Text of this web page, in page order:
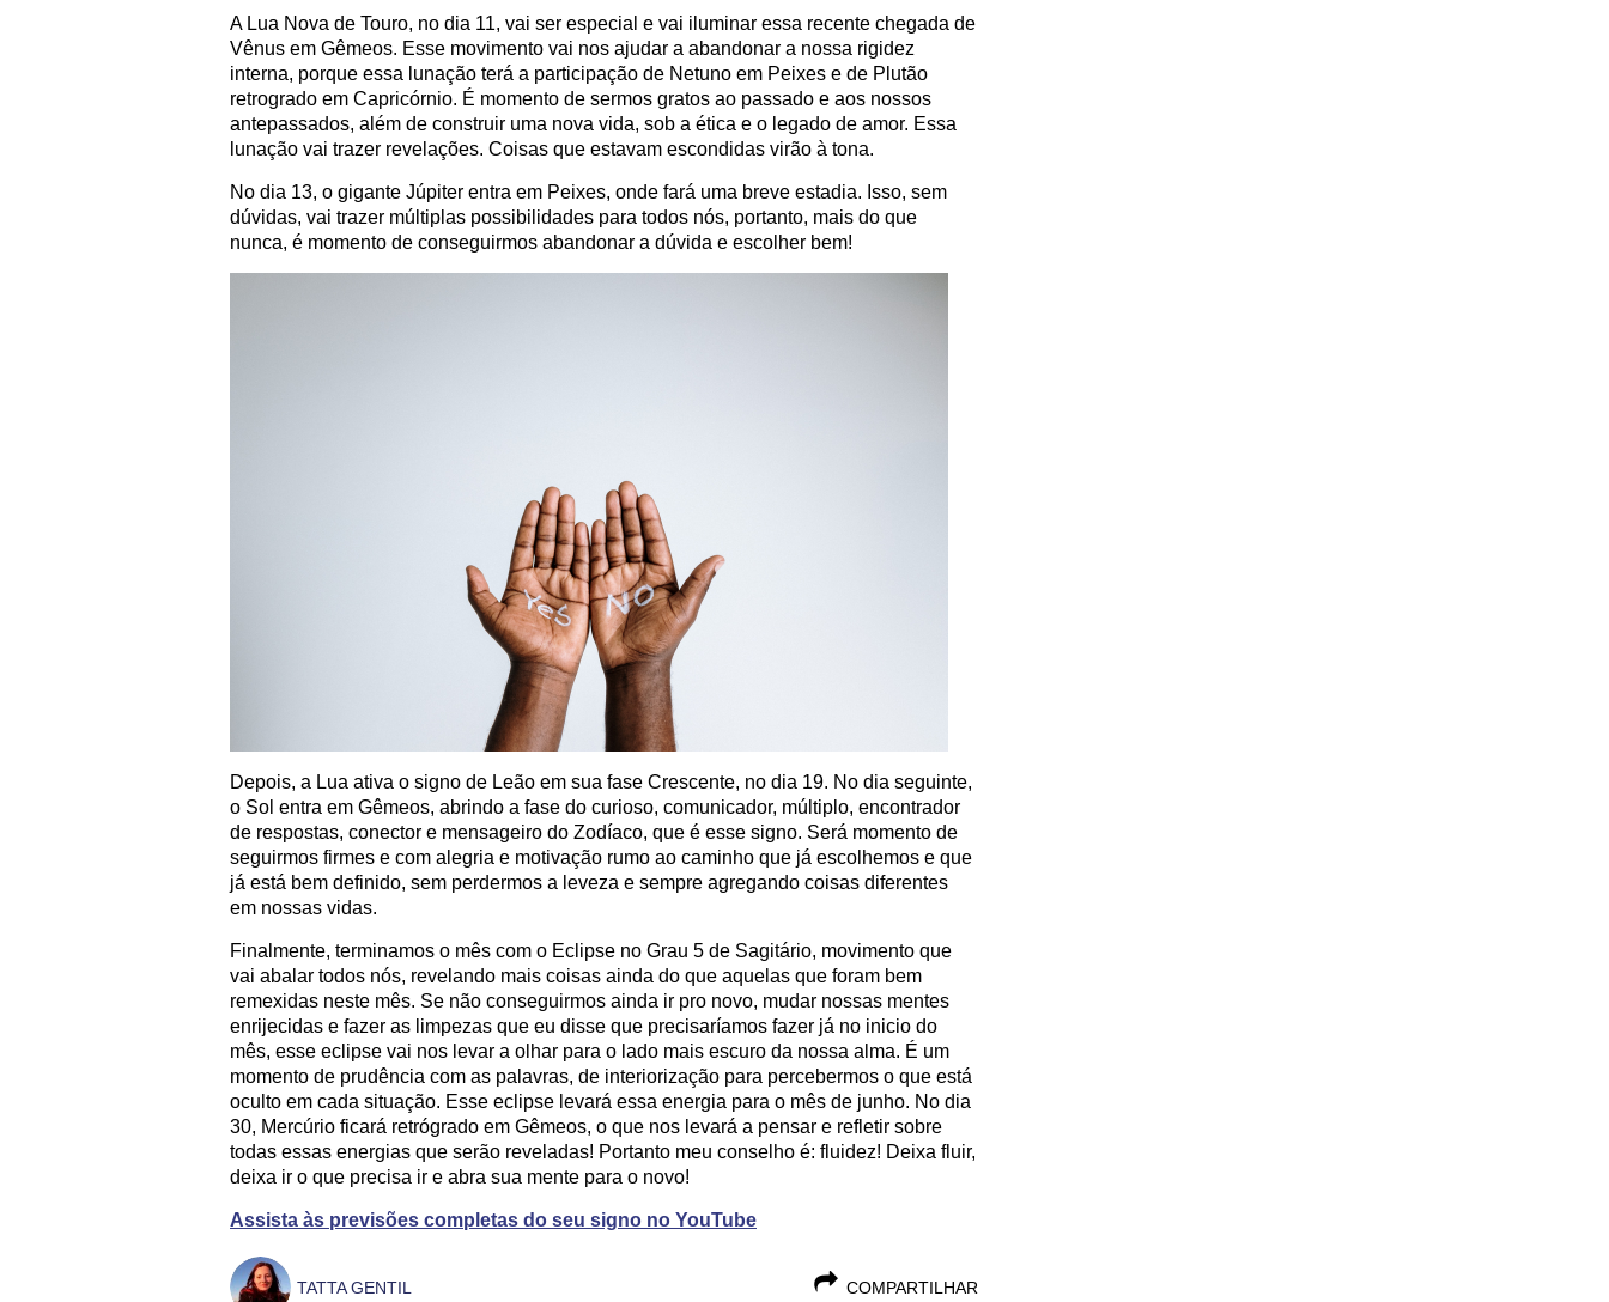
A Lua Nova de Touro, no dia 11, vai ser especial e vai iluminar essa recente chegada de
Vênus em Gêmeos. Esse movimento vai nos ajudar a abandonar a nossa rigidez
interna, porque essa lunação terá a participação de Netuno em Peixes e de Plutão
retrogrado em Capricórnio. É momento de sermos gratos ao passado e aos nossos
antepassados, além de construir uma nova vida, sob a ética e o legado de amor. Essa
lunação vai trazer revelações. Coisas que estavam escondidas virão à tona.
No dia 13, o gigante Júpiter entra em Peixes, onde fará uma breve estadia. Isso, sem
dúvidas, vai trazer múltiplas possibilidades para todos nós, portanto, mais do que
nunca, é momento de conseguirmos abandonar a dúvida e escolher bem!
Depois, a Lua ativa o signo de Leão em sua fase Crescente, no dia 19. No dia seguinte,
o Sol entra em Gêmeos, abrindo a fase do curioso, comunicador, múltiplo, encontrador
de respostas, conector e mensageiro do Zodíaco, que é esse signo. Será momento de
seguirmos firmes e com alegria e motivação rumo ao caminho que já escolhemos e que
já está bem definido, sem perdermos a leveza e sempre agregando coisas diferentes
em nossas vidas.
Finalmente, terminamos o mês com o Eclipse no Grau 5 de Sagitário, movimento que
vai abalar todos nós, revelando mais coisas ainda do que aquelas que foram bem
remexidas neste mês. Se não conseguirmos ainda ir pro novo, mudar nossas mentes
enrijecidas e fazer as limpezas que eu disse que precisaríamos fazer já no inicio do
mês, esse eclipse vai nos levar a olhar para o lado mais escuro da nossa alma. É um
momento de prudência com as palavras, de interiorização para percebermos o que está
oculto em cada situação. Esse eclipse levará essa energia para o mês de junho. No dia
30, Mercúrio ficará retrógrado em Gêmeos, o que nos levará a pensar e refletir sobre
todas essas energias que serão reveladas! Portanto meu conselho é: fluidez! Deixa fluir,
deixa ir o que precisa ir e abra sua mente para o novo!
Assista às previsões completas do seu signo no YouTube
COMPARTILHAR
TATTA GENTIL